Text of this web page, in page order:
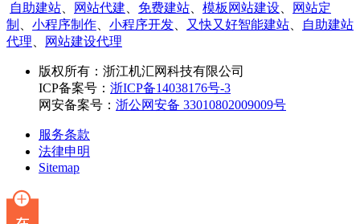
自助建站 网站代建 免费建站 模板网站建设
网站定
制
小程序制作 小程序开发 又快又好智能建站
自助建站
代理
网站建设代理
版权所有： 浙江机汇网科技有限公司
ICP备案号： 浙ICP备14038176号-3
网安备案号： 浙公网安备 33010802009009号
服务条款
法律申明
Sitemap